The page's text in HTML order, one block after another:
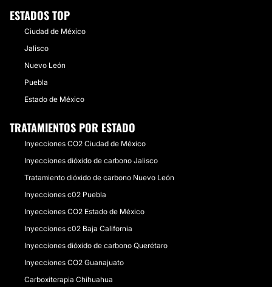
ESTADOS TOP
Ciudad de México
Jalisco
Nuevo León
Puebla
Estado de México
TRATAMIENTOS POR ESTADO
Inyecciones CO2 Ciudad de México
Inyecciones dióxido de carbono Jalisco
Tratamiento dióxido de carbono Nuevo León
Inyecciones c02 Puebla
Inyecciones CO2 Estado de México
Inyecciones c02 Baja California
Inyecciones dióxido de carbono Querétaro
Inyecciones CO2 Guanajuato
Carboxiterapia Chihuahua